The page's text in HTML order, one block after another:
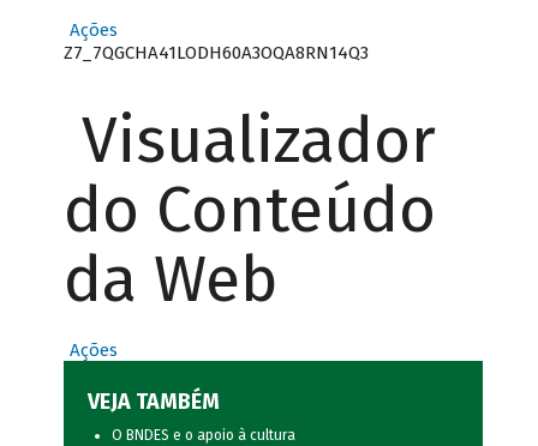
Ações
Z7_7QGCHA41LODH60A3OQA8RN14Q3
Visualizador
do Conteúdo
da Web
Ações
VEJA TAMBÉM
O BNDES e o apoio à cultura